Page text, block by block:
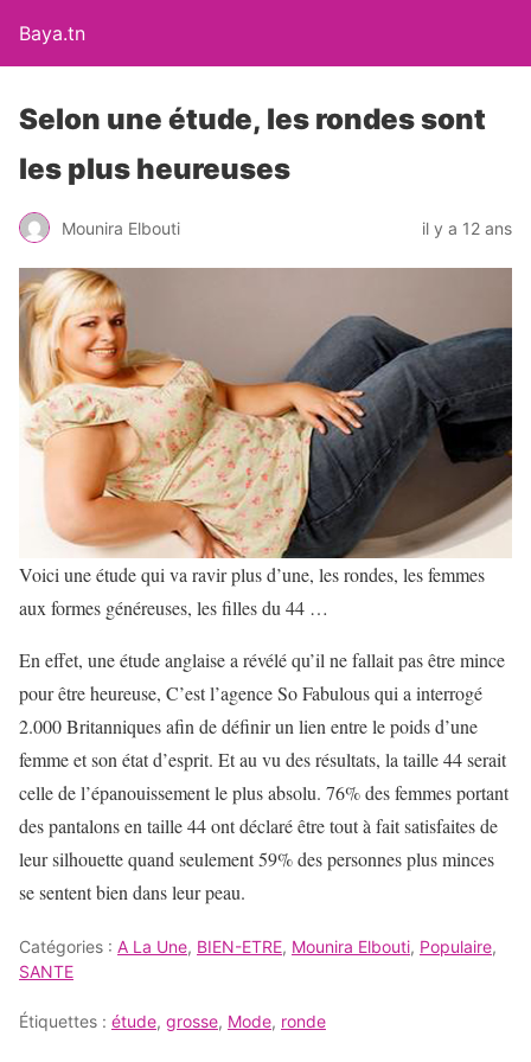
Baya.tn
Selon une étude, les rondes sont
les plus heureuses
Mounira Elbouti il y a 12 ans
Voici une étude qui va ravir plus d’une, les rondes, les femmes
aux formes généreuses, les filles du 44 …
En effet, une étude anglaise a révélé qu’il ne fallait pas être mince
pour être heureuse, C’est l’agence So Fabulous qui a interrogé
2.000 Britanniques afin de définir un lien entre le poids d’une
femme et son état d’esprit. Et au vu des résultats, la taille 44 serait
celle de l’épanouissement le plus absolu. 76% des femmes portant
des pantalons en taille 44 ont déclaré être tout à fait satisfaites de
leur silhouette quand seulement 59% des personnes plus minces
se sentent bien dans leur peau.
Catégories : A La Une, BIEN-ETRE, Mounira Elbouti, Populaire,
SANTE
Étiquettes : étude, grosse, Mode, ronde